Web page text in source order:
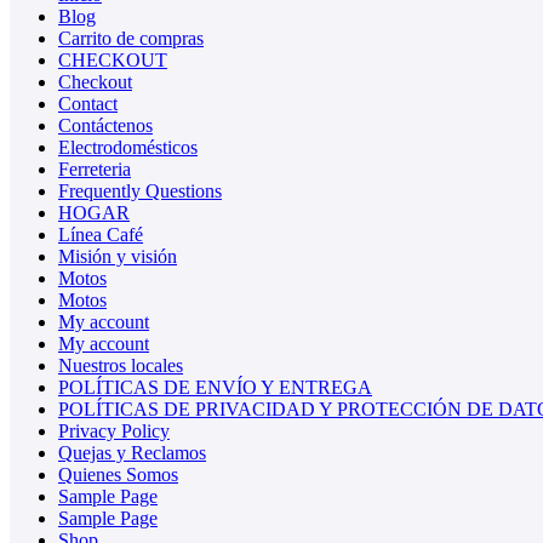
Blog
Carrito de compras
CHECKOUT
Checkout
Contact
Contáctenos
Electrodomésticos
Ferreteria
Frequently Questions
HOGAR
Línea Café
Misión y visión
Motos
Motos
My account
My account
Nuestros locales
POLÍTICAS DE ENVÍO Y ENTREGA
POLÍTICAS DE PRIVACIDAD Y PROTECCIÓN DE
Privacy Policy
Quejas y Reclamos
Quienes Somos
Sample Page
Sample Page